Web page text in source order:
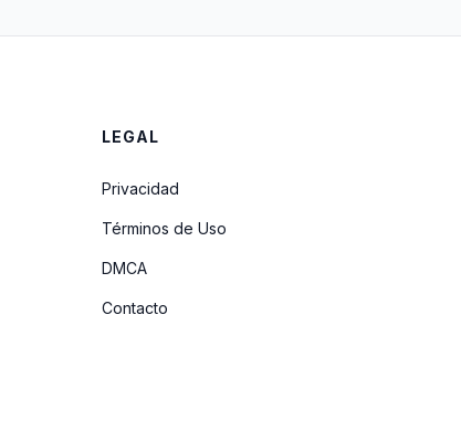
LEGAL
Privacidad
Términos de Uso
DMCA
Contacto